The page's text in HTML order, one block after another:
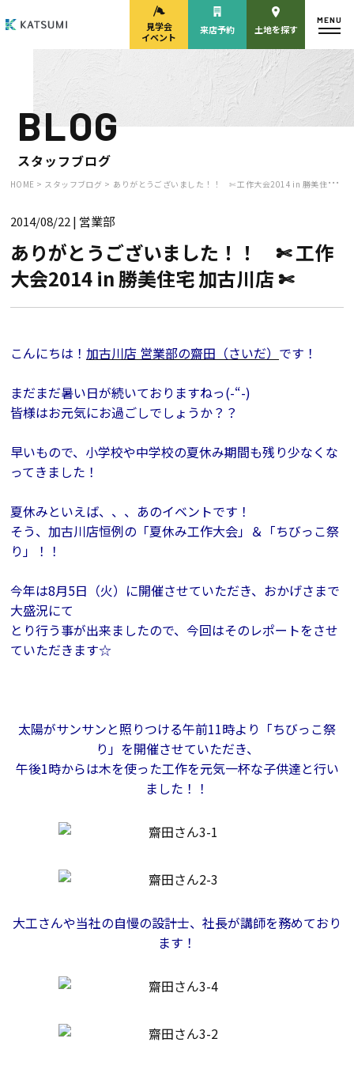
モデルハウス
来場予約
見学会・
来店予約
HOME
おすすめ分譲地
手間ひまかけた家づくり
素材とデザイン
見学会
イベント
来店予約 土地を探す
MENU
BLOG
スタッフブログ
HOME > スタッフブログ > ありがとうございました！！ ✄ 工作大会2014 in 勝美住宅 加古川店 ✄
2014/08/22 | 営業部
ありがとうございました！！ ✄ 工作
大会2014 in 勝美住宅 加古川店 ✄
こんにちは！ 加古川店 営業部の齋田（さいだ） です！
まだまだ暑い日が続いておりますねっ(-“-)
皆様はお元気にお過ごしでしょうか？？
早いもので、小学校や中学校の夏休み期間も残り少なくな
ってきました！
夏休みといえば、、、あのイベントです！
そう、加古川店恒例の「夏休み工作大会」＆「ちびっこ祭
り」！！
今年は8月5日（火）に開催させていただき、おかげさまで
大盛況にて
とり行う事が出来ましたので、今回はそのレポートをさせ
ていただきます☆
太陽がサンサンと照りつける午前11時より「ちびっこ祭
り」を開催させていただき、
午後1時からは木を使った工作を元気一杯な子供達と行い
ました！！
大工さんや当社の自慢の設計士、社長が講師を務めており
ます！